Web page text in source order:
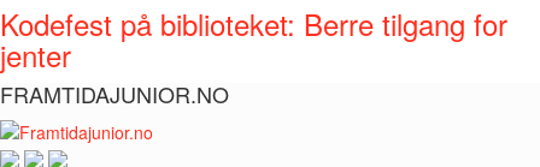
Kodefest på biblioteket: Berre tilgang for
jenter
FRAMTIDAJUNIOR.NO